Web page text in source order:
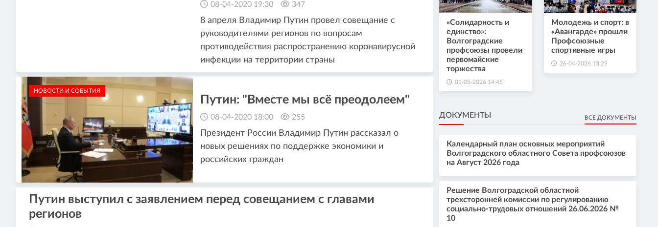
08-04-2020 19:30 347
8 апреля Владимир Путин провел совещание с
руководителями регионов по вопросам
противодействия распространению коронавирусной
инфекции на территории страны
НОВОСТИ И СОБЫТИЯ
Путин: "Вместе мы всё преодолеем"
08-04-2020 18:00 255
Президент России Владимир Путин рассказал о
новых решениях по поддержке экономики и
российских граждан
Путин выступил с заявлением перед совещанием с главами
регионов
«Солидарность и
единство»:
Волгоградские
профсоюзы провели
первомайские
торжества
01-05-2026 14:45
Молодежь и спорт: в
«Авангарде» прошли
Профсоюзные
спортивные игры
26-04-2026 13:29
ДОКУМЕНТЫ ВСЕ ДОКУМЕНТЫ
Календарный план основных мероприятий
Волгоградского областного Совета профсоюзов
на Август 2026 года
Решение Волгоградской областной
трехсторонней комиссии по регулированию
социально-трудовых отношений 26.06.2026 №
10